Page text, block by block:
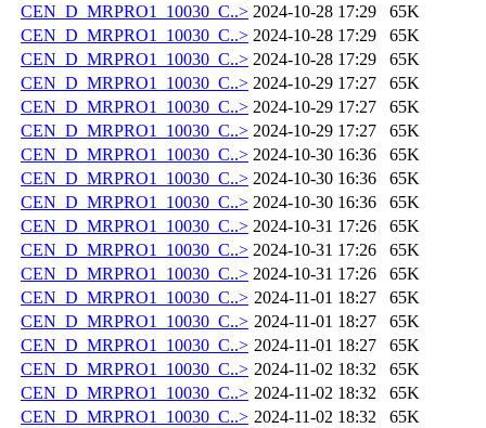
CEN_D_MRPRO1_10030_C..> 2024-10-28 17:29
65K
CEN_D_MRPRO1_10030_C..> 2024-10-28 17:29
65K
CEN_D_MRPRO1_10030_C..> 2024-10-28 17:29
65K
CEN_D_MRPRO1_10030_C..> 2024-10-29 17:27
65K
CEN_D_MRPRO1_10030_C..> 2024-10-29 17:27
65K
CEN_D_MRPRO1_10030_C..> 2024-10-29 17:27
65K
CEN_D_MRPRO1_10030_C..> 2024-10-30 16:36
65K
CEN_D_MRPRO1_10030_C..> 2024-10-30 16:36
65K
CEN_D_MRPRO1_10030_C..> 2024-10-30 16:36
65K
CEN_D_MRPRO1_10030_C..> 2024-10-31 17:26
65K
CEN_D_MRPRO1_10030_C..> 2024-10-31 17:26
65K
CEN_D_MRPRO1_10030_C..> 2024-10-31 17:26
65K
CEN_D_MRPRO1_10030_C..> 2024-11-01 18:27
65K
CEN_D_MRPRO1_10030_C..> 2024-11-01 18:27
65K
CEN_D_MRPRO1_10030_C..> 2024-11-01 18:27
65K
CEN_D_MRPRO1_10030_C..> 2024-11-02 18:32
65K
CEN_D_MRPRO1_10030_C..> 2024-11-02 18:32
65K
CEN_D_MRPRO1_10030_C..> 2024-11-02 18:32 65K